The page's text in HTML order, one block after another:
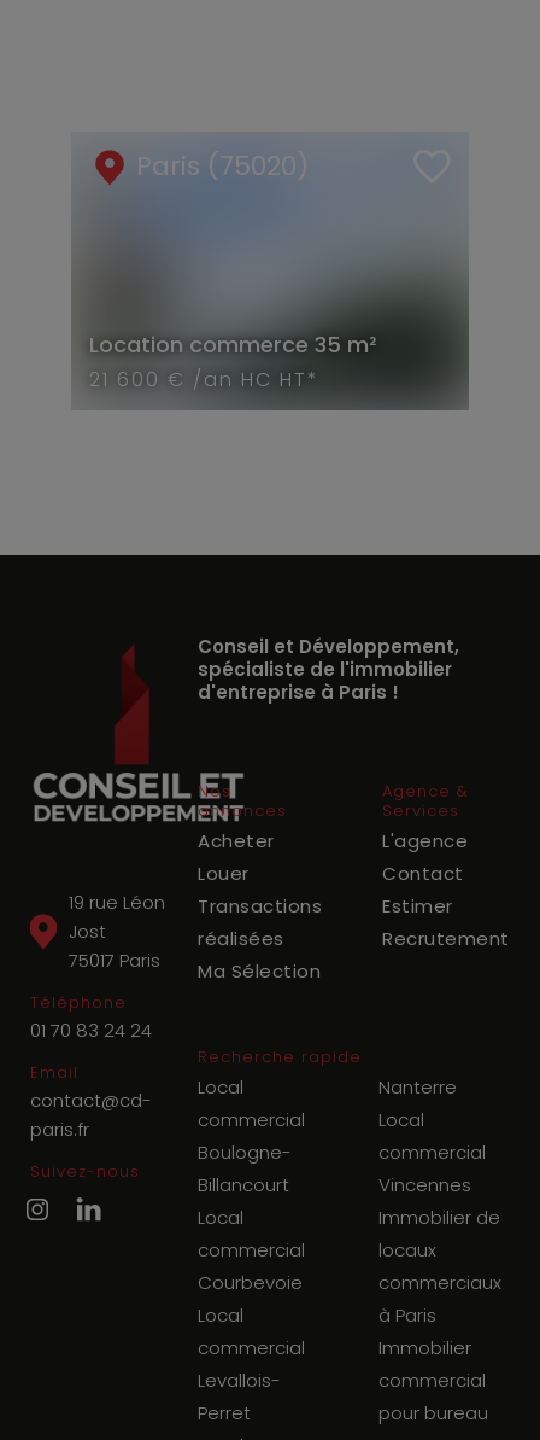
Paris (75020)
Location commerce 35 m²
21 600 € /an HC HT*
19 rue Léon
Jost
75017 Paris
Téléphone
01 70 83 24 24
Email
contact@cd-
paris.fr
Suivez-nous
Conseil et Développement,
spécialiste de l'immobilier
d'entreprise à Paris !
Nos
annonces
Acheter
Louer
Transactions
réalisées
Ma Sélection
Agence &
Services
L'agence
Contact
Estimer
Recrutement
Recherche rapide
Local
commercial
Boulogne-
Billancourt
Local
commercial
Courbevoie
Local
commercial
Levallois-
Perret
Nanterre
Local
commercial
Vincennes
Immobilier de
locaux
commerciaux
à Paris
Immobilier
commercial
pour bureau